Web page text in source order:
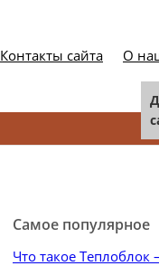
Контакты сайта О
Самое популярное
Что такое Теплоблок